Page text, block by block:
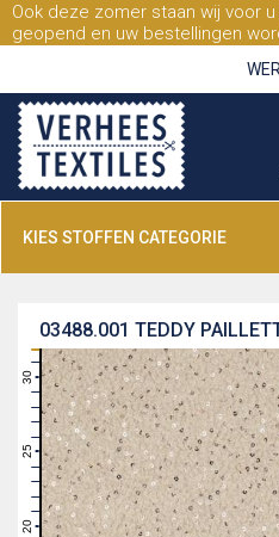
Ook deze zomer staan wij voor
geopend en uw bestellingen
KIES STOFFEN CATEGORIE
TEDDY
03488.001
20
21
23
24
25
26
28
30
31